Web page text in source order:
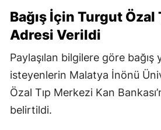
Bağış İçin Turgut Özal
Adresi Verildi
Paylaşılan bilgilere göre bağış
isteyenlerin Malatya İnönü
Özal Tıp Merkezi Kan
belirtildi.